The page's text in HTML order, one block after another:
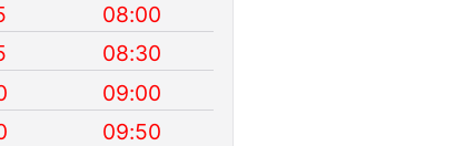
08:00
08:30
09:00
09:50